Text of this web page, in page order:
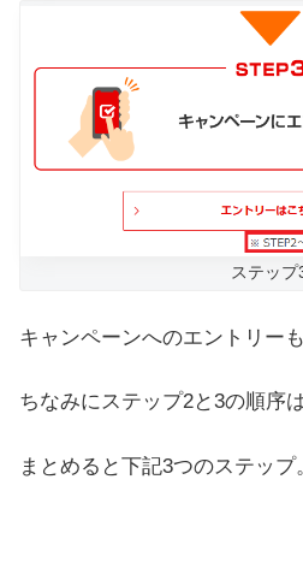
ステップ
キャンペーンへのエントリー
ちなみにステップ2と3の順序
まとめると下記3つのステップ